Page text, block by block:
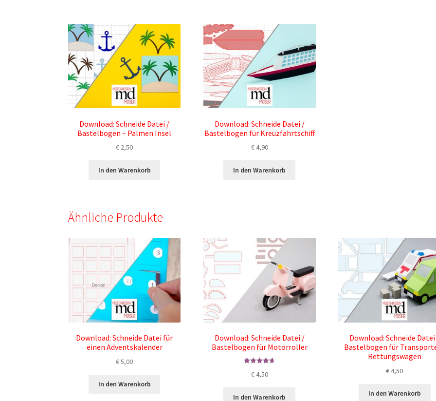
Download: Schneide Datei /
Bastelbogen – Palmen Insel
€ 2,50
In den Warenkorb
Download: Schneide Datei /
Bastelbogen für Kreuzfahrtschiff
€4,90
In den Warenkorb
Ähnliche Produkte
Download: Schneide Datei für
einen Adventskalender
€5,00
In den Warenkorb
Download: Schneide Datei /
Bastelbogen für Motorroller
von 5
€4,50
In den Warenkorb
Download: Schneide
Bastelbogen für
Rettungswagen
€4,50
In den Warenkorb